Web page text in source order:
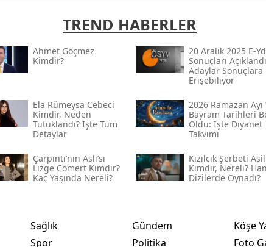
TREND HABERLER
Ahmet Göçmez
Kimdir?
20 Aralık 2025 E-
Sonuçları
Adaylar Sonuçlara
Erişebiliyor
Ela Rümeysa Cebeci
Kimdir, Neden
Tutuklandı? İşte Tüm
Detaylar
2026 Ramazan Ayı
Bayram Tarihleri
Oldu: İşte Diyanet
Takvimi
Çarpıntı’nın Aslı’sı
Lizge Cömert Kimdir?
Kaç Yaşında Nereli?
Kızılcık Şerbeti Asil
Kimdir, Nereli?
Dizilerde Oynadı?
Sağlık
Spor
Gündem
Politika
Köşe
Foto